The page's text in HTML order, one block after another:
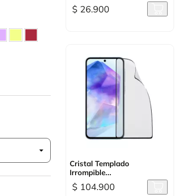
$ 26.900
Vista rápida
Cristal Templado
Irrompible...
$ 104.900